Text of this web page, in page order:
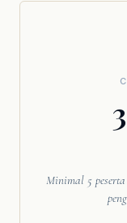
Minimal 5